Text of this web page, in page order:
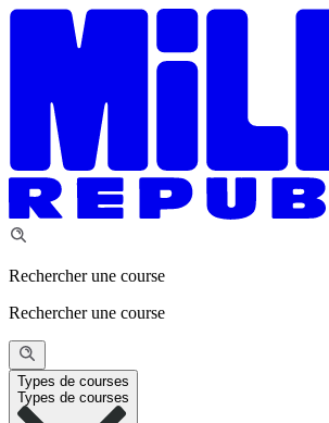
Rechercher une course
Rechercher une course
Types de courses
Types de courses